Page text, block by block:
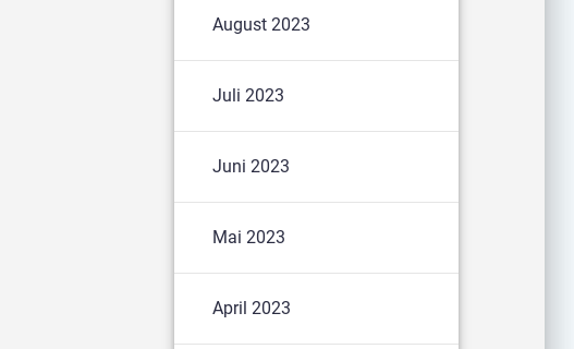
August 2023
Juli 2023
Juni 2023
Mai 2023
April 2023